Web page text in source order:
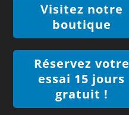
Visitez notre
boutique
Réservez votre
essai 15 jours
gratuit !